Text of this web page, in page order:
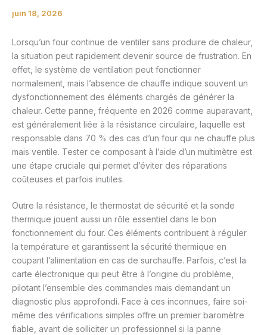
juin 18, 2026
Lorsqu’un four continue de ventiler sans produire de chaleur,
la situation peut rapidement devenir source de frustration. En
effet, le système de ventilation peut fonctionner
normalement, mais l’absence de chauffe indique souvent un
dysfonctionnement des éléments chargés de générer la
chaleur. Cette panne, fréquente en 2026 comme auparavant,
est généralement liée à la résistance circulaire, laquelle est
responsable dans 70 % des cas d’un four qui ne chauffe plus
mais ventile. Tester ce composant à l’aide d’un multimètre est
une étape cruciale qui permet d’éviter des réparations
coûteuses et parfois inutiles.
Outre la résistance, le thermostat de sécurité et la sonde
thermique jouent aussi un rôle essentiel dans le bon
fonctionnement du four. Ces éléments contribuent à réguler
la température et garantissent la sécurité thermique en
coupant l’alimentation en cas de surchauffe. Parfois, c’est la
carte électronique qui peut être à l’origine du problème,
pilotant l’ensemble des commandes mais demandant un
diagnostic plus approfondi. Face à ces inconnues, faire soi-
même des vérifications simples offre un premier baromètre
fiable, avant de solliciter un professionnel si la panne